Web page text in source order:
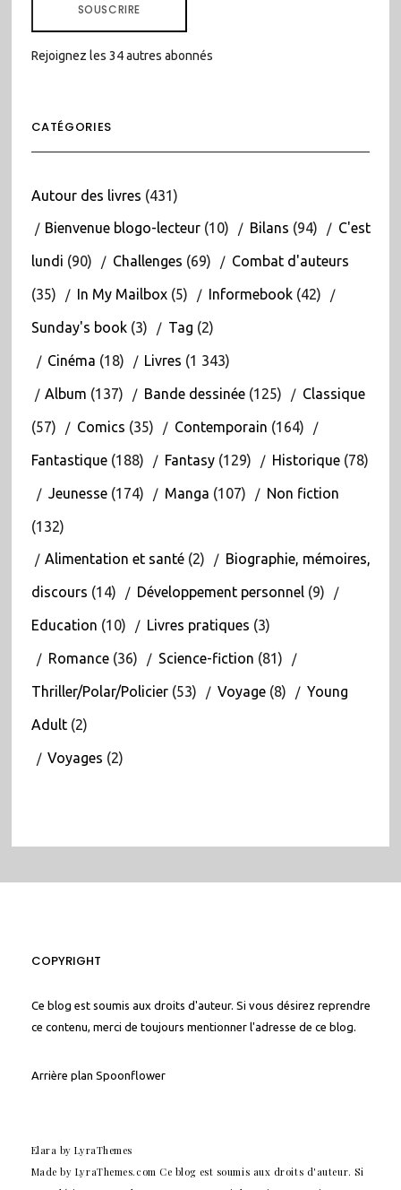
SOUSCRIRE
Rejoignez les 34 autres abonnés
CATÉGORIES
Autour des livres (431)
Bienvenue blogo-lecteur(10) Bilans (94) C'est
lundi (90) Challenges (69) Combat d'auteurs
(35) In My Mailbox(5) Informebook(42)
Sunday's book(3) Tag (2)
Cinéma (18) Livres (1 343)
Album (137) Bande dessinée(125) Classique
(57) Comics (35) Contemporain (164)
Fantastique(188) Fantasy(129) Historique(78)
Jeunesse(174) Manga (107) Non fiction
(132)
Alimentation et santé(2) Biographie, mémoires,
discours (14) Développement personnel(9)
Education (10) Livres pratiques (3)
Romance(36) Science-fiction (81)
Thriller/Polar/Policier(53) Voyage(8) Young
Adult(2)
Voyages (2)
COPYRIGHT
Ce blog est soumis aux droits d'auteur. Si vous désirez reprendre
ce contenu, merci de toujours mentionner l'adresse de ce blog.
Arrière plan Spoonflower
Elara by LyraThemes
Made by LyraThemes.com Ce blog est soumis aux droits d'auteur. Si